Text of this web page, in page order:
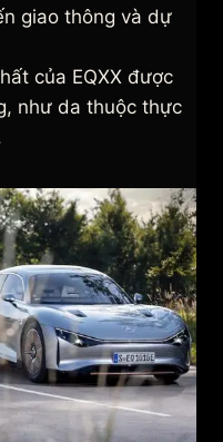
giao thông và dự
của EQXX được
như da thuộc thực